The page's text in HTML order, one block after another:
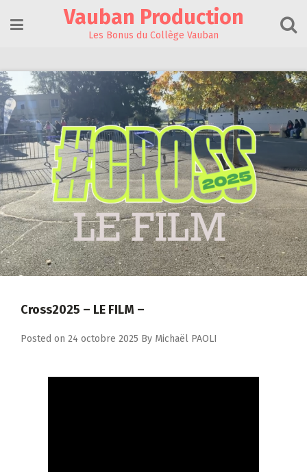
content
Vauban Production
Les Bonus du Collège Vauban
Cross2025 – LE FILM –
Posted on 24 octobre 2025 By Michaël PAOLI